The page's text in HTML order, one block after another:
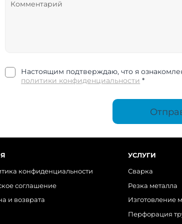
Настоящим подтверждаю, что я
политики конфиденциальности *
конфиденциальности
соглашение
и возврата
УСЛУГИ
Сварка
Резка металла
Изготовление
Перфорация